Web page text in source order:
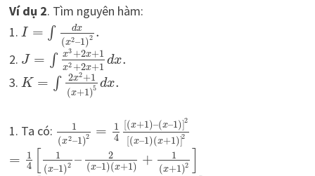
Ví dụ 2. Tìm nguyên hàm:
1. I = ∫ dx
(x2–1)2 .
2. J = ∫ x3 +2x+1
x2 +2x+1
dx.
3. K = ∫ 2x2+1
(x+1)5 dx.
1. Ta có:
1
(x2–1)2 =
1
4
[(x+1)–(x–1)]2
[(x–1)(x+1)]2
=
1
4
1
(x–1)2 –
2
(x–1)(x+1) +
1
(x+1)2